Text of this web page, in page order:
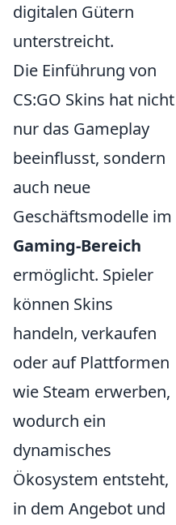
digitalen Gütern
unterstreicht.
Die Einführung von
CS:GO Skins hat nicht
nur das Gameplay
beeinflusst, sondern
auch neue
Geschäftsmodelle im
Gaming-Bereich
ermöglicht. Spieler
können Skins
handeln, verkaufen
oder auf Plattformen
wie Steam erwerben,
wodurch ein
dynamisches
Ökosystem entsteht,
in dem Angebot und